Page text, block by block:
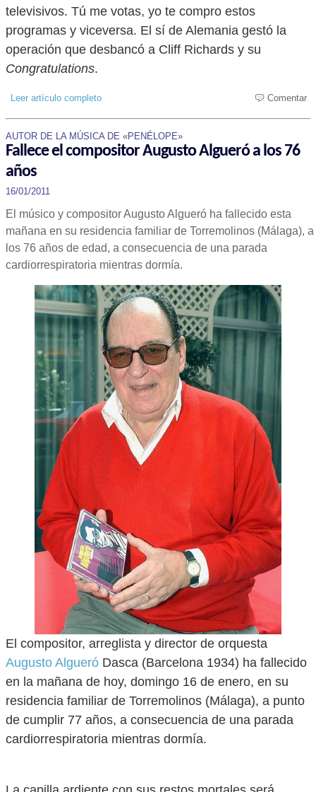
televisivos. Tú me votas, yo te compro estos
programas y viceversa. El sí de Alemania gestó la
operación que desbancó a Cliff Richards y su
Congratulations.
Leer artículo completo Comentar
AUTOR DE LA MÚSICA DE «PENÉLOPE»
Fallece el compositor Augusto Algueró a los 76
años
16/01/2011
El músico y compositor Augusto Algueró ha fallecido esta
mañana en su residencia familiar de Torremolinos (Málaga), a
los 76 años de edad, a consecuencia de una parada
cardiorrespiratoria mientras dormía.
El compositor, arreglista y director de orquesta
Augusto Algueró Dasca (Barcelona 1934) ha fallecido
en la mañana de hoy, domingo 16 de enero, en su
residencia familiar de Torremolinos (Málaga), a punto
de cumplir 77 años, a consecuencia de una parada
cardiorrespiratoria mientras dormía.